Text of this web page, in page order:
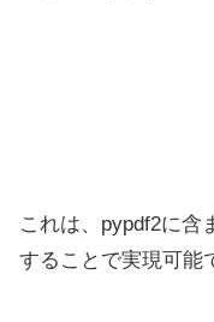
これは、pypdf2に含
することで実現可能